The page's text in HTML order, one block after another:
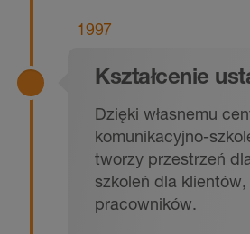
1997
Kształcenie
Dzięki własnemu
komunikacyjno-
tworzy przestrzeń
szkoleń dla
pracowników.